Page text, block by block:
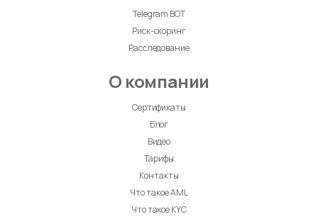
Telegram BOT
Риск-скоринг
Расследование
О компании
Сертификаты
Блог
Видео
Тарифы
Контакты
Что такое AML
Что такое KYC